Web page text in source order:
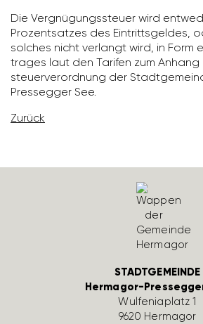
Die Vergnü­gungs­steuer wird
Prozent­satzes des Eintritts­geldes,
solches nicht verlangt wird, in Form
trages laut den Tarifen zum
steu­er­ver­ord­nung der
Pres­segger See.
Zurück
STADTGEMEINDE
Hermagor-
Wulfe­nia­platz 1
9620 Hermagor